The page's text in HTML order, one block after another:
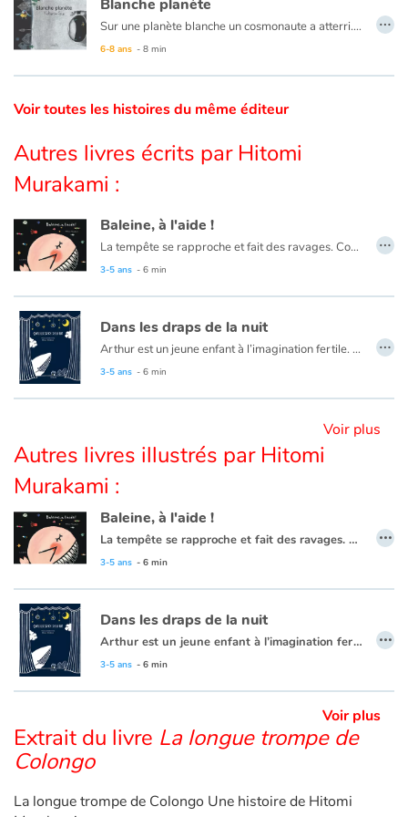
Catalogue anglais
Contraste +
Aide
Famille
Écoles
Médiathèques
Vidéos & Tutoriaux
Blog
Par thématique
Rencontres et témoignages
Contes d'ici et d'ailleurs
Autour de la lecture
Apprendre à lire
Livre audio
Blanche planète
Sur une planète blanche un cosmonaute a atterri. Il va explorer les lieux et découvrir ses habitants et leur mode de vie qui n'est pas sans rappeler le nôtre et pour cause…
6-8 ans - 8 min
…
Voir toutes les histoires du même éditeur
Autres livres écrits par Hitomi
Murakami :
Baleine, à l'aide !
La tempête se rapproche et fait des ravages. Comment Baleine viendra-t-elle en aide aux petits poissons qui peuplent les fonds marins ?
3-5 ans - 6 min
…
Dans les draps de la nuit
Arthur est un jeune enfant à l’imagination fertile. Quand vient la nuit, il rêve et son objet transitionnel y prend toute sa place, à la fois guide, compagnon de jeu et témoin de ses multiples aventures…
3-5 ans - 6 min
…
Voir plus
Autres livres illustrés par Hitomi
Murakami :
Baleine, à l'aide !
La tempête se rapproche et fait des ravages. Comment Baleine viendra-t-elle en aide aux petits poissons qui peuplent les fonds marins ?
3-5 ans - 6 min
…
Dans les draps de la nuit
Arthur est un jeune enfant à l’imagination fertile. Quand vient la nuit, il rêve et son objet transitionnel y prend toute sa place, à la fois guide, compagnon de jeu et témoin de ses multiples aventures…
3-5 ans - 6 min
…
Voir plus
Extrait du livre La longue trompe de
Colongo
La longue trompe de Colongo Une histoire de Hitomi